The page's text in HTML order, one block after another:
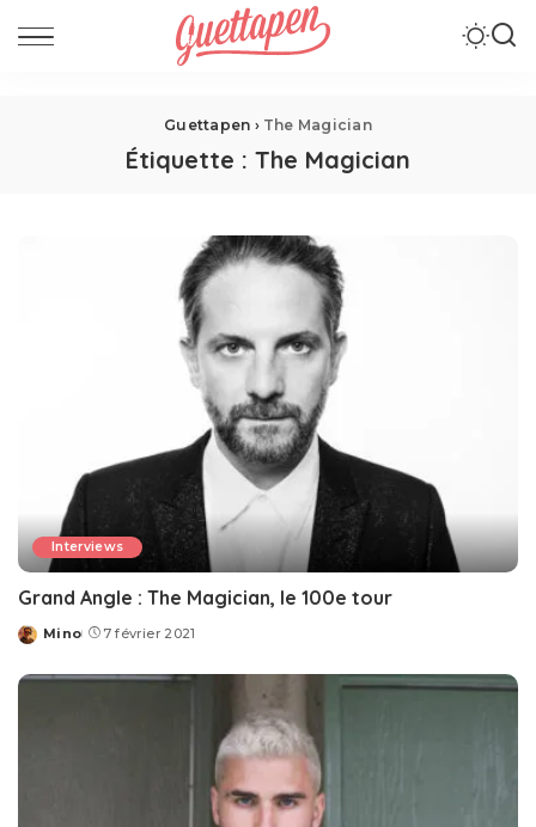
Guettapen › The Magician
Étiquette : The Magician
Interviews
Grand Angle : The Magician, le 100e tour
Posted
Mino 7 février 2021